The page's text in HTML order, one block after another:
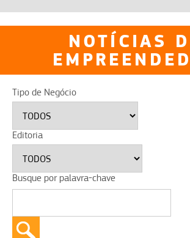
NOTÍCIAS
Tipo de Negócio
Editoria
Busque por palavra-chave